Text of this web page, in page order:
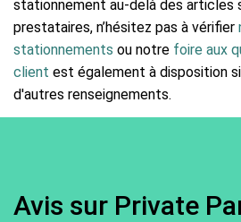
stationnement au-delà des articles
prestataires, n’hésitez pas à vérifier
stationnements ou notre foire aux
client est également à disposition
d'autres renseignements.
Avis sur Private